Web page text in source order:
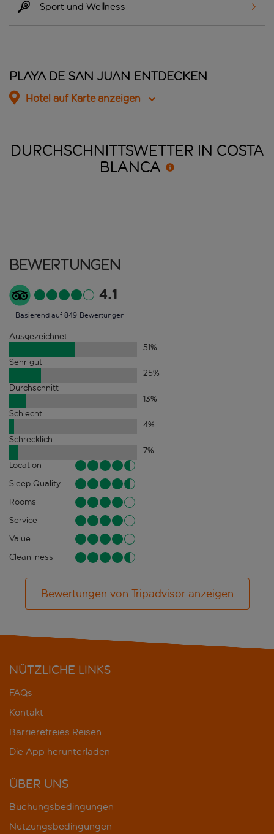
Sport und Wellness
Playa de San Juan entdecken
Hotel auf Karte anzeigen
DURCHSCHNITTSWETTER IN COSTA
BLANCA
Bewertungen
4.1
Basierend auf 849 Bewertungen
Ausgezeichnet
51%
Sehr gut
25%
Durchschnitt
13%
Schlecht
4%
Schrecklich
7%
Location
Sleep Quality
Rooms
Service
Value
Cleanliness
Bewertungen von Tripadvisor anzeigen
NÜTZLICHE LINKS
FAQs
Kontakt
Barrierefreies Reisen
Die App herunterladen
ÜBER UNS
Buchungsbedingungen
Nutzungsbedingungen